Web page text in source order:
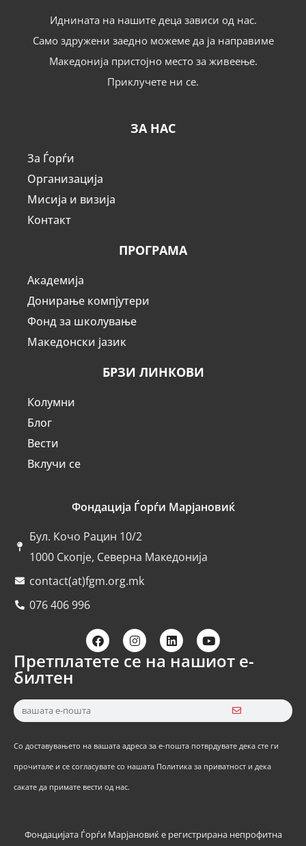
Иднината на нашите деца зависи од нас.
Само здружени заедно можеме да ја направиме
Македонија пристојно место за живеење.
Приклучете ни се.
ЗА НАС
За Ѓорѓи
Организација
Мисија и визија
Контакт
ПРОГРАМА
Академија
Донирање компјутери
Фонд за школување
Македонски јазик
БРЗИ ЛИНКОВИ
Колумни
Блог
Вести
Вклучи се
Фондација Ѓорѓи Марјановиќ
Бул. Кочо Рацин 10/2
1000 Скопје, Северна Македонија
contact(at)fgm.org.mk
076 406 996
Претплатете се на нашиот е-
билтен
Со доставувањето на вашата адреса за е-пошта потврдувате дека сте ги
прочитале и се согласувате со нашата Политика за приватност и дека
сакате да примате вести од нас.
Фондацијата Ѓорѓи Марјановиќ е регистрирана непрофитна